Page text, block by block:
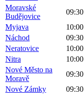
Moravské
Budějovice
09:30
Myjava
10:00
Náchod
09:30
Neratovice
10:00
Nitra
10:00
Nové Město na
Moravě
09:30
Nové Zámky
09:30